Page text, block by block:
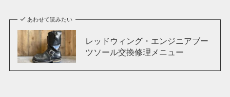
あわせて読みたい
レッドウィング・エンジニアブー
ツソール交換修理メニュー